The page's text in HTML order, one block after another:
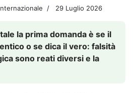
29 Luglio 2026
la prima domanda è se il
o se dica il vero: falsità
sono reati diversi e la